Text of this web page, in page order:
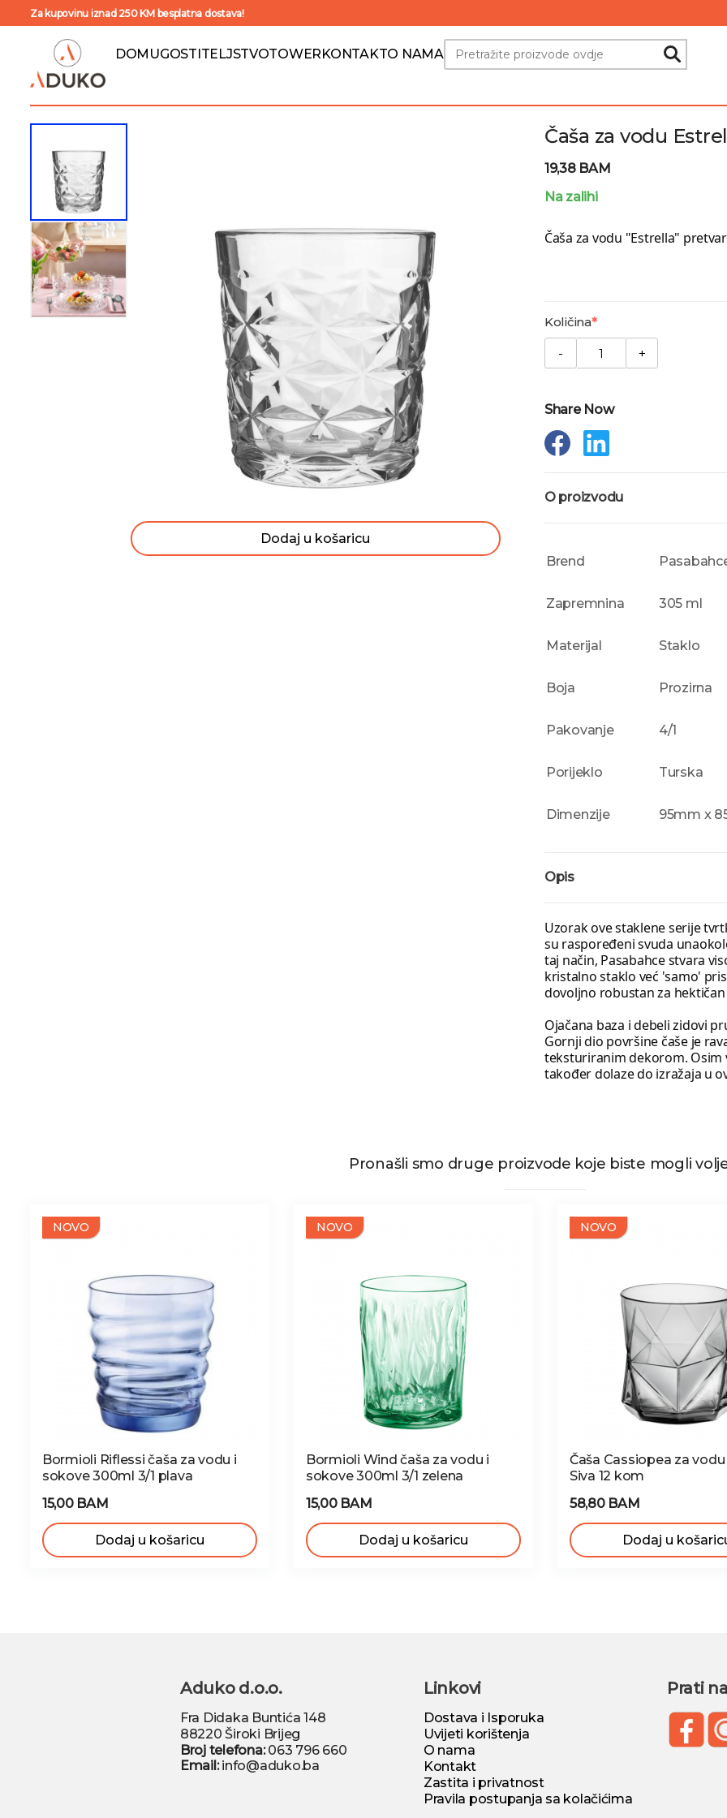
Za kupovinu iznad 250 KM besplatna dostava!
DOM UGOSTITELJSTVOTOWERKONTAKTO NAMA Search
Dodaj u košaricu
Čaša za vodu
19,38 BAM
Na zalihi
Čaša za vodu "Estrella"
Količina
- +
Share Now
O proizvodu
Brend
Zapremnina 305 ml
Materijal Staklo
Boja Prozirna
Pakovanje 4/1
Porijeklo Turska
Dimenzije 95mm x
Opis
Uzorak ove staklene serije
su raspoređeni svuda
taj način, Pasabahce stvara
kristalno staklo već 'samo'
dovoljno robustan za
Ojačana baza i debeli zidovi
Gornji dio površine čaše je
teksturiranim dekorom. Osim
također dolaze do izražaja u
Pronašli smo druge proizvode koje biste mogli
NOVO
Bormioli Riflessi čaša za vodu i
sokove 300ml 3/1 plava
15,00 BAM
Dodaj u košaricu
NOVO
Bormioli Wind čaša za vodu i
sokove 300ml 3/1 zelena
15,00 BAM
Dodaj u košaricu
NOVO
Čaša Cassiopea za
Siva 12 kom
58,80 BAM
Dodaj u
Aduko d.o.o.
Fra Didaka Buntića 148
88220 Široki Brijeg
Broj telefona:063 796 660
Email:info@aduko.ba
Linkovi
Dostava i Isporuka
Uvijeti korištenja
O nama
Kontakt
Zastita i privatnost
Pravila postupanja sa kolačićima
Prati